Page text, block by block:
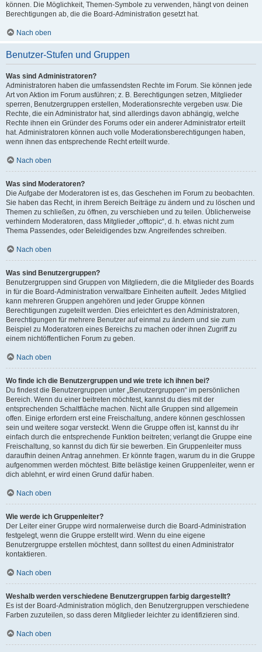
können. Die Möglichkeit, Themen-Symbole zu verwenden, hängt von deinen
Berechtigungen ab, die die Board-Administration gesetzt hat.
Nach oben
Benutzer-Stufen und Gruppen
Was sind Administratoren?
Administratoren haben die umfassendsten Rechte im Forum. Sie können jede
Art von Aktion im Forum ausführen; z. B. Berechtigungen setzen, Mitglieder
sperren, Benutzergruppen erstellen, Moderationsrechte vergeben usw. Die
Rechte, die ein Administrator hat, sind allerdings davon abhängig, welche
Rechte ihnen ein Gründer des Forums oder ein anderer Administrator erteilt
hat. Administratoren können auch volle Moderationsberechtigungen haben,
wenn ihnen das entsprechende Recht erteilt wurde.
Nach oben
Was sind Moderatoren?
Die Aufgabe der Moderatoren ist es, das Geschehen im Forum zu beobachten.
Sie haben das Recht, in ihrem Bereich Beiträge zu ändern und zu löschen und
Themen zu schließen, zu öffnen, zu verschieben und zu teilen. Üblicherweise
verhindern Moderatoren, dass Mitglieder „offtopic“, d. h. etwas nicht zum
Thema Passendes, oder Beleidigendes bzw. Angreifendes schreiben.
Nach oben
Was sind Benutzergruppen?
Benutzergruppen sind Gruppen von Mitgliedern, die die Mitglieder des Boards
in für die Board-Administration verwaltbare Einheiten aufteilt. Jedes Mitglied
kann mehreren Gruppen angehören und jeder Gruppe können
Berechtigungen zugeteilt werden. Dies erleichtert es den Administratoren,
Berechtigungen für mehrere Benutzer auf einmal zu ändern und sie zum
Beispiel zu Moderatoren eines Bereichs zu machen oder ihnen Zugriff zu
einem nichtöffentlichen Forum zu geben.
Nach oben
Wo finde ich die Benutzergruppen und wie trete ich ihnen bei?
Du findest die Benutzergruppen unter „Benutzergruppen“ im persönlichen
Bereich. Wenn du einer beitreten möchtest, kannst du dies mit der
entsprechenden Schaltfläche machen. Nicht alle Gruppen sind allgemein
offen. Einige erfordern erst eine Freischaltung, andere können geschlossen
sein und weitere sogar versteckt. Wenn die Gruppe offen ist, kannst du ihr
einfach durch die entsprechende Funktion beitreten; verlangt die Gruppe eine
Freischaltung, so kannst du dich für sie bewerben. Ein Gruppenleiter muss
daraufhin deinen Antrag annehmen. Er könnte fragen, warum du in die Gruppe
aufgenommen werden möchtest. Bitte belästige keinen Gruppenleiter, wenn er
dich ablehnt, er wird einen Grund dafür haben.
Nach oben
Wie werde ich Gruppenleiter?
Der Leiter einer Gruppe wird normalerweise durch die Board-Administration
festgelegt, wenn die Gruppe erstellt wird. Wenn du eine eigene
Benutzergruppe erstellen möchtest, dann solltest du einen Administrator
kontaktieren.
Nach oben
Weshalb werden verschiedene Benutzergruppen farbig dargestellt?
Es ist der Board-Administration möglich, den Benutzergruppen verschiedene
Farben zuzuteilen, so dass deren Mitglieder leichter zu identifizieren sind.
Nach oben